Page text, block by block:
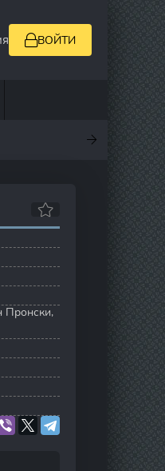
ВОЙТИ
6.9
Пронски,